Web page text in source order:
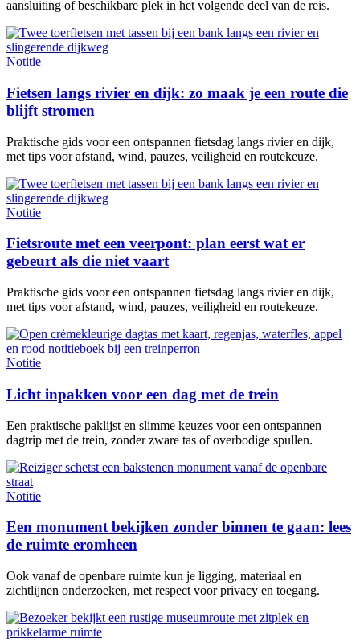
aansluiting of beschikbare plek in het volgende deel van de reis.
Notitie
Fietsen langs rivier en dijk: zo maak je een route die
blijft stromen
Praktische gids voor een ontspannen fietsdag langs rivier en dijk,
met tips voor afstand, wind, pauzes, veiligheid en routekeuze.
Notitie
Fietsroute met een veerpont: plan eerst wat er
gebeurt als die niet vaart
Praktische gids voor een ontspannen fietsdag langs rivier en dijk,
met tips voor afstand, wind, pauzes, veiligheid en routekeuze.
Notitie
Licht inpakken voor een dag met de trein
Een praktische paklijst en slimme keuzes voor een ontspannen
dagtrip met de trein, zonder zware tas of overbodige spullen.
Notitie
Een monument bekijken zonder binnen te gaan: lees
de ruimte eromheen
Ook vanaf de openbare ruimte kun je ligging, materiaal en
zichtlijnen onderzoeken, met respect voor privacy en toegang.